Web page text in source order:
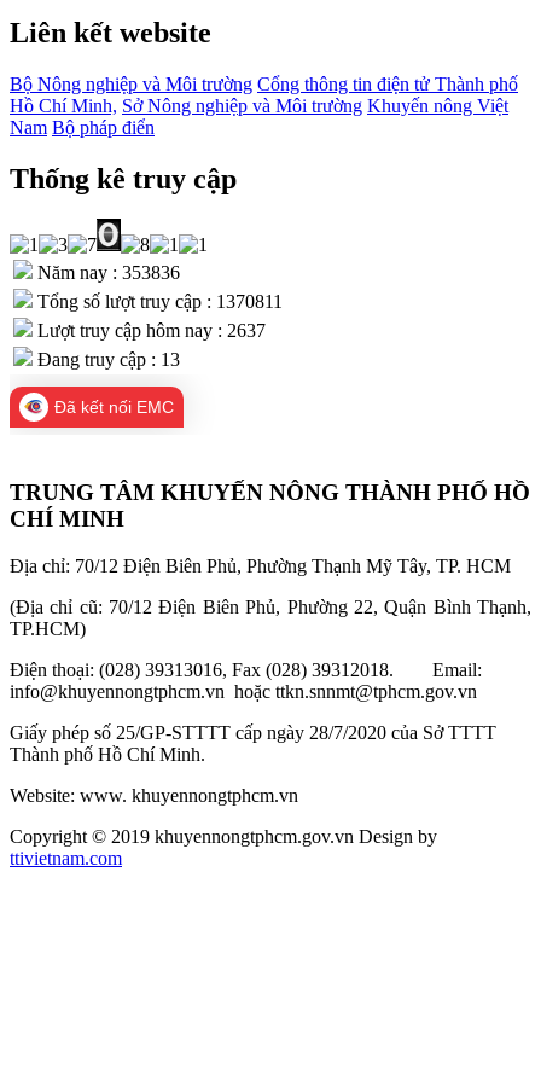
Liên kết website
Bộ Nông nghiệp và Môi trường Cổng thông tin điện tử Thành phố
Hồ Chí Minh, Sở Nông nghiệp và Môi trường Khuyến nông Việt
Nam Bộ pháp điển
Thống kê truy cập
Năm nay : 353836
Tổng số lượt truy cập : 1370811
Lượt truy cập hôm nay : 2637
Đang truy cập : 13
Đã kết nối EMC
TRUNG TÂM KHUYẾN NÔNG THÀNH PHỐ HỒ
CHÍ MINH
Địa chỉ: 70/12 Điện Biên Phủ, Phường Thạnh Mỹ Tây, TP. HCM
(Địa chỉ cũ: 70/12 Điện Biên Phủ, Phường 22, Quận Bình Thạnh,
TP.HCM)
Điện thoại: (028) 39313016, Fax (028) 39312018. Email:
info@khuyennongtphcm.vn hoặc ttkn.snnmt@tphcm.gov.vn
Giấy phép số 25/GP-STTTT cấp ngày 28/7/2020 của Sở TTTT
Thành phố Hồ Chí Minh.
Website: www. khuyennongtphcm.vn
Copyright © 2019 khuyennongtphcm.gov.vn Design by
ttivietnam.com